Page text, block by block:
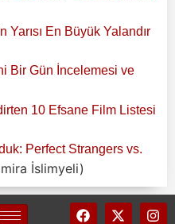
En Büyük Yalandır
Bir Gün İncelemesi ve
10 Efsane Film Listesi
Perfect Strangers vs.
İslimyeli)